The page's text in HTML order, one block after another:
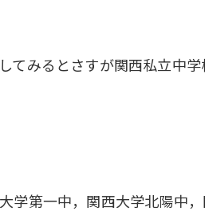
てみるとさすが関西私立中
学第一中，関西大学北陽中